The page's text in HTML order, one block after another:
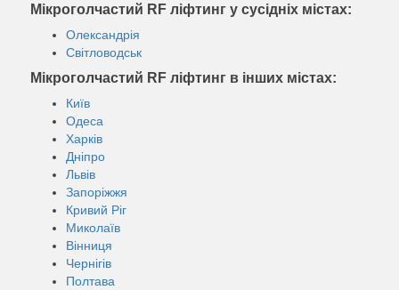
Мікроголчастий RF ліфтинг у сусідніх містах:
Олександрія
Світловодськ
Мікроголчастий RF ліфтинг в інших містах:
Київ
Одеса
Харків
Дніпро
Львів
Запоріжжя
Кривий Ріг
Миколаїв
Вінниця
Чернігів
Полтава